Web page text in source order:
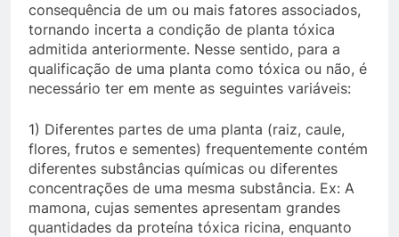
consequência de um ou mais fatores associados,
tornando incerta a condição de planta tóxica
admitida anteriormente. Nesse sentido, para a
qualificação de uma planta como tóxica ou não, é
necessário ter em mente as seguintes variáveis:
1) Diferentes partes de uma planta (raiz, caule,
flores, frutos e sementes) frequentemente contém
diferentes substâncias químicas ou diferentes
concentrações de uma mesma substância. Ex: A
mamona, cujas sementes apresentam grandes
quantidades da proteína tóxica ricina, enquanto